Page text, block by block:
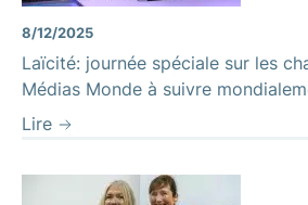
8/12/2025
Laïcité: journée spéciale sur les
Médias Monde à suivre
Lire